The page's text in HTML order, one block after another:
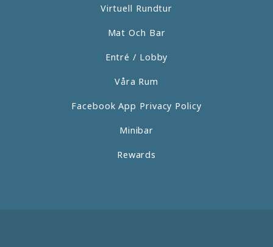
Virtuell Rundtur
Mat Och Bar
Entré / Lobby
Våra Rum
Facebook App Privacy Policy
Minibar
Rewards